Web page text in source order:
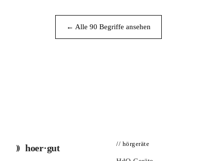
← Alle 90 Begriffe ansehen
hoer·gut // hörgeräte